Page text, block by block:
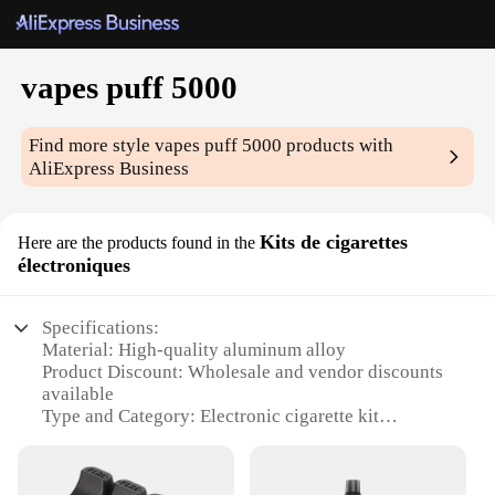
vapes puff 5000
Find more stylevapes puff 5000 products with
AliExpress Business
Here are the products found in the Kits de cigarettes
électroniques
Specifications:
Material: High-quality aluminum alloy
Product Discount: Wholesale and vendor discounts
available
Type and Category: Electronic cigarette kit
Usage and Purpose: Ideal for vaping enthusiasts